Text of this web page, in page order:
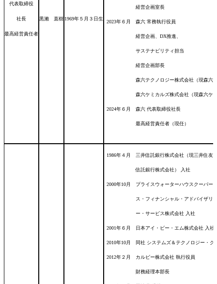
代表取締役
社長
最高経営責任者
黒瀨 直樹 1969年５月３日生
経営企画室長
2023年６月 森六 常務執行役員
経営企画、DX推進、
サステナビリティ担当
経営企画部長
森六テクノロジー株式会社（現森六テクノ
森六ケミカルズ株式会社（現森六ケミカル
2024年６月 森六 代表取締役社長
最高経営責任者（現任）
1986年４月 三井信託銀行株式会社（現三井住友
信託銀行株式会社） 入社
2000年10月 プライスウォーターハウスクーパー
ス・フィナンシャル・アドバイザリ
ー・サービス株式会社 入社
2001年６月 日本アイ・ビー・エム株式会社 入社
2010年10月 同社 システムズ＆テクノロジー・グ
2012年２月 カルビー株式会社 執行役員
財務経理本部長